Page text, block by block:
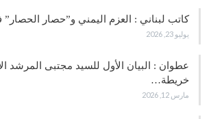
كاتب لبناني : العزم اليمني و”حصار
يوليو 23, 2026
عطوان : البيان الأول للسيد مجتبى المرشد
خريطة…
مارس 12, 2026